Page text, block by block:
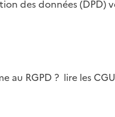
des données
au RGPD ? lire les